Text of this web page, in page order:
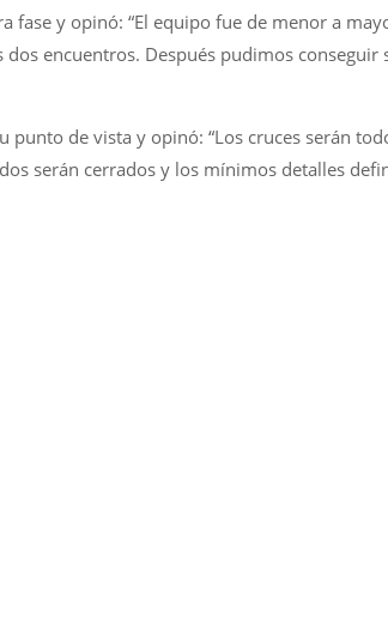
fase y opinó: “El equipo fue de menor a
encuentros. Después pudimos conseguir
punto de vista y opinó: “Los cruces serán
serán cerrados y los mínimos detalles